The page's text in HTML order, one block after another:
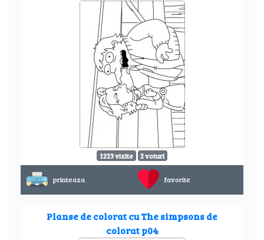
1223 vizite 2 voturi
printeaza favorite
Planse de colorat cu The simpsons de
colorat p04